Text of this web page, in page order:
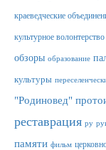
краеведческие
культурное волонтерство
обзоры образование
культуры
"Родиновед"
реставрация ру
памяти фильм